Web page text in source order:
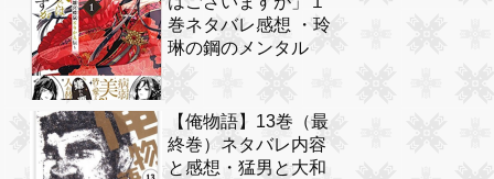
巻ネタバレ感想 ・玲
琳の鋼のメンタル
【俺物語】13巻（最
終巻）ネタバレ内容
と感想・猛男と大和